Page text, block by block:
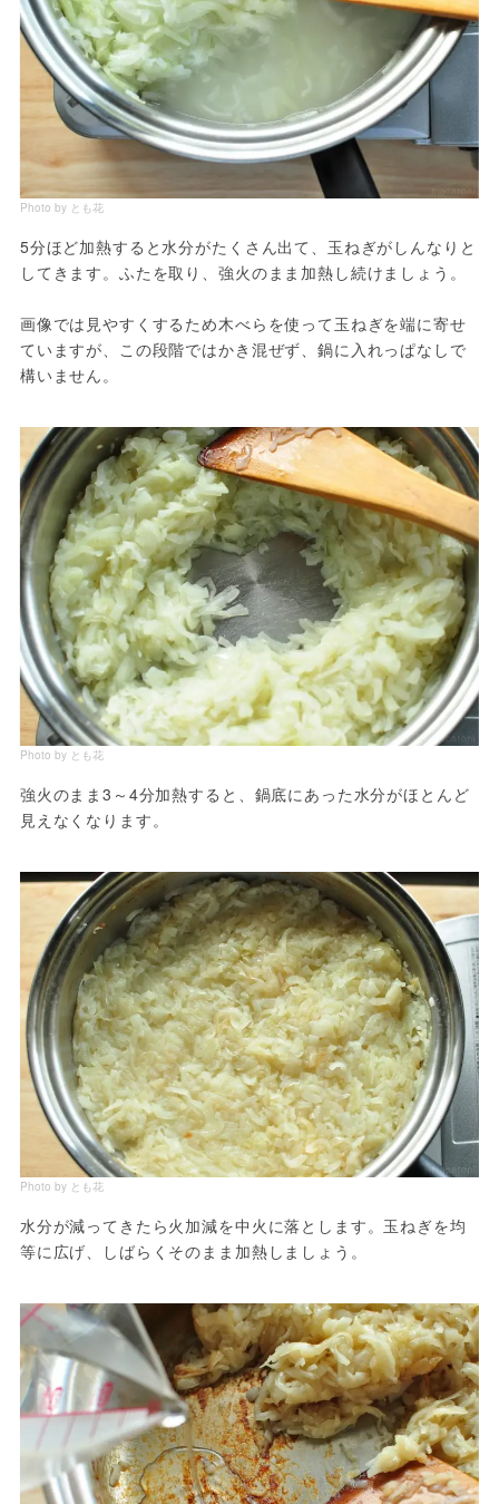
Photo by とも花
5分ほど加熱すると水分がたくさん出て、玉ねぎがしんなりと
してきます。ふたを取り、強火のまま加熱し続けましょう。
画像では見やすくするため木べらを使って玉ねぎを端に寄せ
ていますが、この段階ではかき混ぜず、鍋に入れっぱなしで
構いません。
Photo by とも花
強火のまま3～4分加熱すると、鍋底にあった水分がほとんど
見えなくなります。
Photo by とも花
水分が減ってきたら火加減を中火に落とします。玉ねぎを均
等に広げ、しばらくそのまま加熱しましょう。